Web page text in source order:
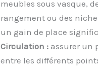
meubles sous vasque,
rangement ou des
un gain de place
Circulation :assurer un
entre les différents